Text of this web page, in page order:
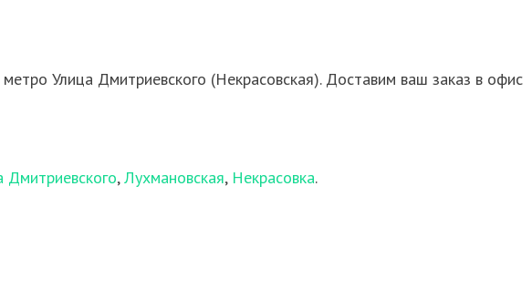
Улица Дмитриевского (Некрасовская). Доставим ваш заказ в офис
Дмитриевского,Лухмановская, Некрасовка.